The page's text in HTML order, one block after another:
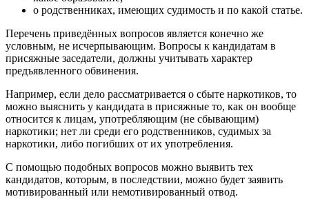
о родственниках, имеющих судимость и по какой статье.
Перечень приведённых вопросов является конечно же
условным, не исчерпывающим. Вопросы к кандидатам в
присяжные заседатели, должны учитывать характер
предъявленного обвинения.
Например, если дело рассматривается о сбыте наркотиков, то
можно выяснить у кандидата в присяжные то, как он вообще
относится к лицам, употребляющим (не сбывающим)
наркотики; нет ли среди его родственников, судимых за
наркотики, либо погибших от их употребления.
С помощью подобных вопросов можно выявить тех
кандидатов, которым, в последствии, можно будет заявить
мотивированный или немотивированный отвод.